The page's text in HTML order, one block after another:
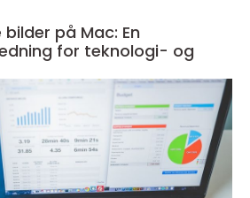
på Mac: En
for teknologi- og